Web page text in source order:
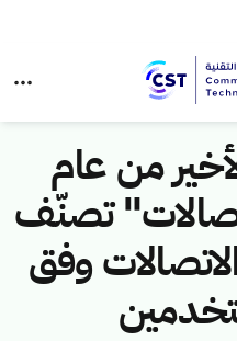
من عام
تصنّف
وفق